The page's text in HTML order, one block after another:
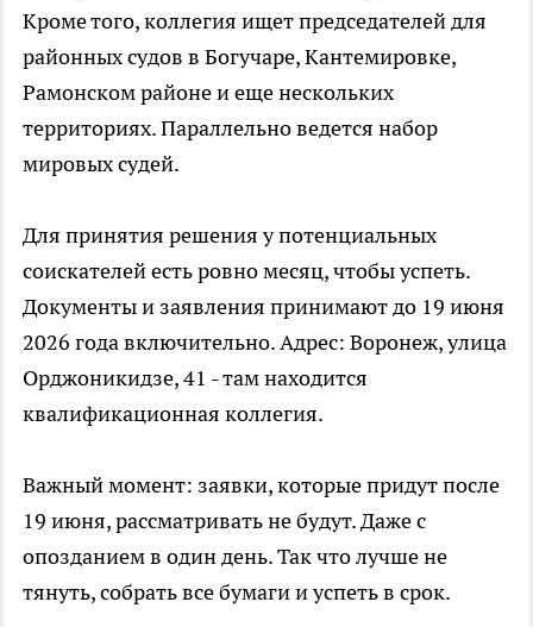
Кроме того, коллегия ищет председателей для
районных судов в Богучаре, Кантемировке,
Рамонском районе и еще нескольких
территориях. Параллельно ведется набор
мировых судей.
Для принятия решения у потенциальных
соискателей есть ровно месяц, чтобы успеть.
Документы и заявления принимают до 19 июня
2026 года включительно. Адрес: Воронеж, улица
Орджоникидзе, 41 - там находится
квалификационная коллегия.
Важный момент: заявки, которые придут после
19 июня, рассматривать не будут. Даже с
опозданием в один день. Так что лучше не
тянуть, собрать все бумаги и успеть в срок.